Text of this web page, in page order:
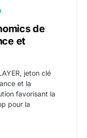
de
et
jeton clé
et la
favorisant la
pour la